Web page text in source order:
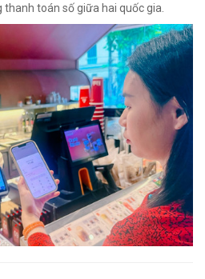
toán số giữa hai quốc gia.